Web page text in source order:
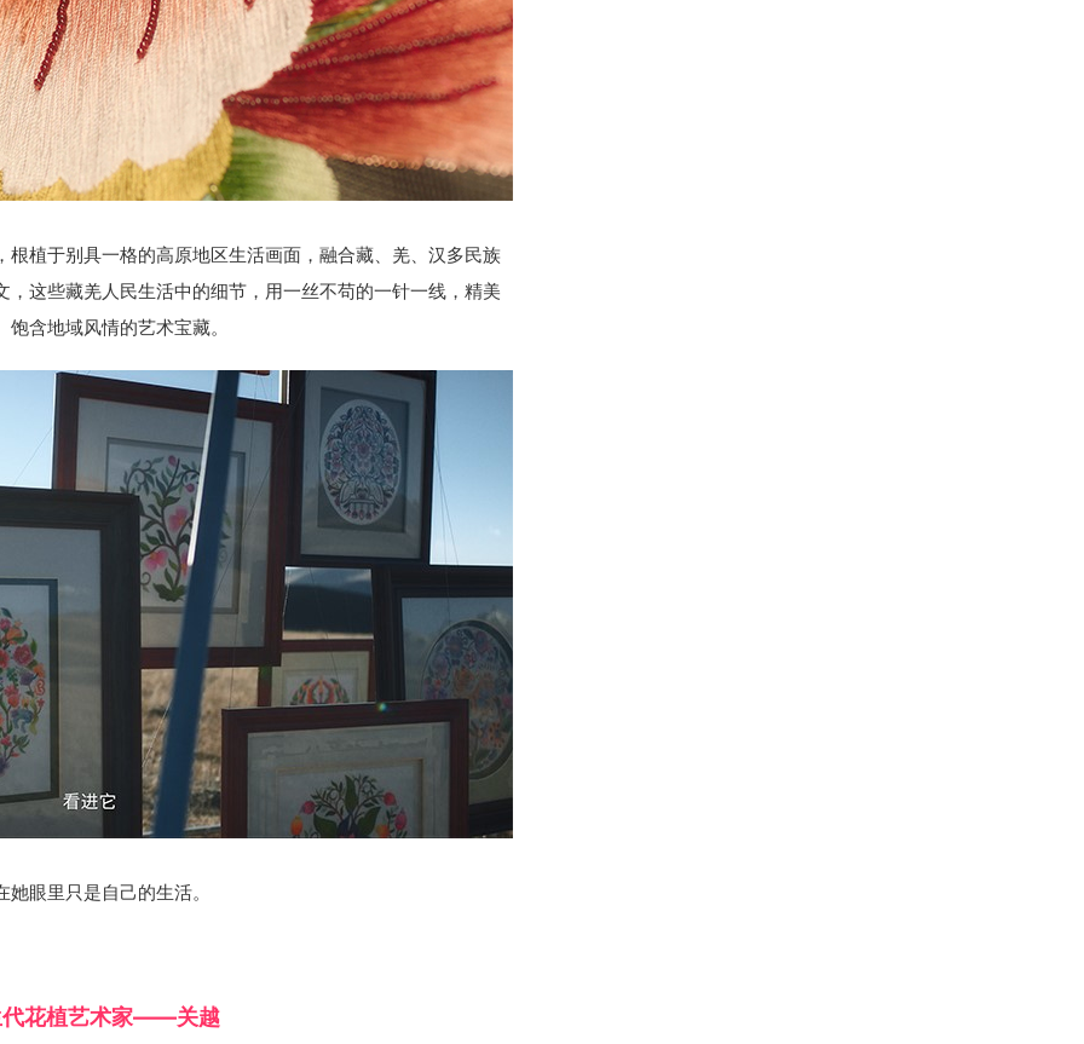
植于别具一格的高原地区生活画面，融合藏、羌、汉多民族
这些藏羌人民生活中的细节，用一丝不苟的一针一线，精美
含地域风情的艺术宝藏。